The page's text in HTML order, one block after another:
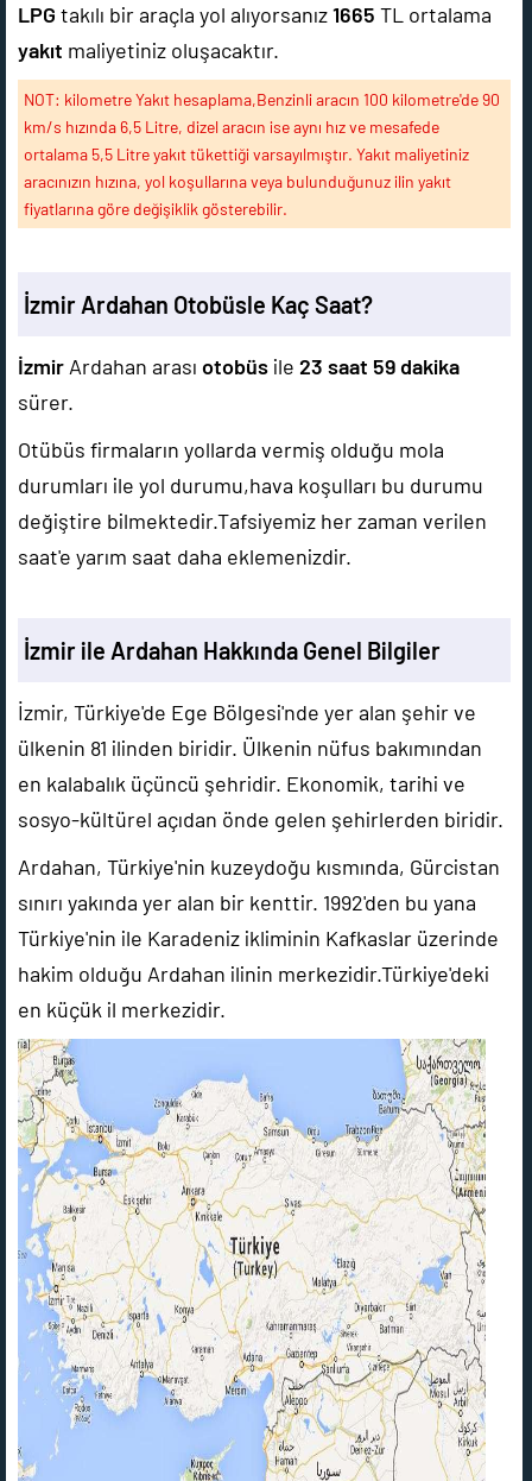
LPG takılı bir araçla yol alıyorsanız1665 TL ortalama
yakıt maliyetiniz oluşacaktır.
NOT: kilometre Yakıt hesaplama,Benzinli aracın 100 kilometre'de 90
km/s hızında 6,5 Litre, dizel aracın ise aynı hız ve mesafede
ortalama 5,5 Litre yakıt tükettiği varsayılmıştır. Yakıt maliyetiniz
aracınızın hızına, yol koşullarına veya bulunduğunuz ilin yakıt
fiyatlarına göre değişiklik gösterebilir.
İzmir Ardahan Otobüsle Kaç Saat?
İzmir Ardahan arası otobüs ile 23 saat 59 dakika
sürer.
Otübüs firmaların yollarda vermiş olduğu mola
durumları ile yol durumu,hava koşulları bu durumu
değiştire bilmektedir.Tafsiyemiz her zaman verilen
saat'e yarım saat daha eklemenizdir.
İzmir ile Ardahan Hakkında Genel Bilgiler
İzmir, Türkiye'de Ege Bölgesi'nde yer alan şehir ve
ülkenin 81 ilinden biridir. Ülkenin nüfus bakımından
en kalabalık üçüncü şehridir. Ekonomik, tarihi ve
sosyo-kültürel açıdan önde gelen şehirlerden biridir.
Ardahan, Türkiye'nin kuzeydoğu kısmında, Gürcistan
sınırı yakında yer alan bir kenttir. 1992'den bu yana
Türkiye'nin ile Karadeniz ikliminin Kafkaslar üzerinde
hakim olduğu Ardahan ilinin merkezidir.Türkiye'deki
en küçük il merkezidir.